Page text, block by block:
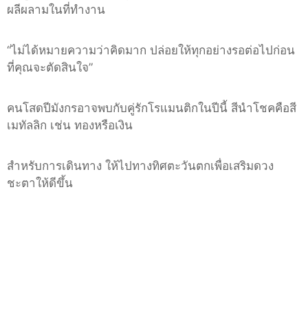
ผลีผลามในที่ทำงาน
“ไม่ได้หมายความว่าคิดมาก ปล่อยให้ทุกอย่างรอต่อไปก่อน
ที่คุณจะตัดสินใจ”
คนโสดปีมังกรอาจพบกับคู่รักโรแมนติกในปีนี้ สีนำโชคคือสี
เมทัลลิก เช่น ทองหรือเงิน
สำหรับการเดินทาง ให้ไปทางทิศตะวันตกเพื่อเสริมดวง
ชะตาให้ดีขึ้น